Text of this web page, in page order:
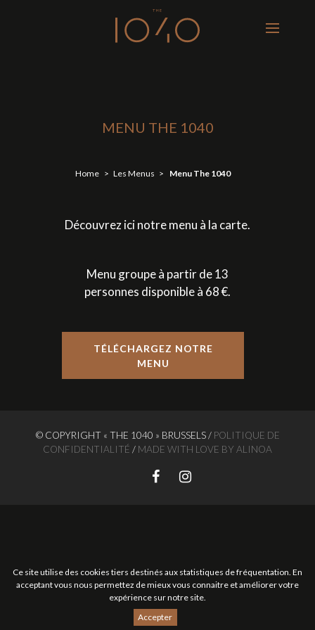
MENU THE 1040
Home Les Menus Menu The 1040
Découvrez ici notre menu à la carte.
Menu groupe à partir de 13
personnes disponible à 68 €.
TÉLÉCHARGEZ NOTRE
MENU
© COPYRIGHT « THE 1040 » BRUSSELS / POLITIQUE DE
CONFIDENTIALITÉ / MADE WITH LOVE BY ALINOA
Ce site utilise des cookies tiers destinés aux statistiques de fréquentation. En
acceptant vous nous permettez de mieux vous connaitre et améliorer votre
expérience sur notre site.
Accepter